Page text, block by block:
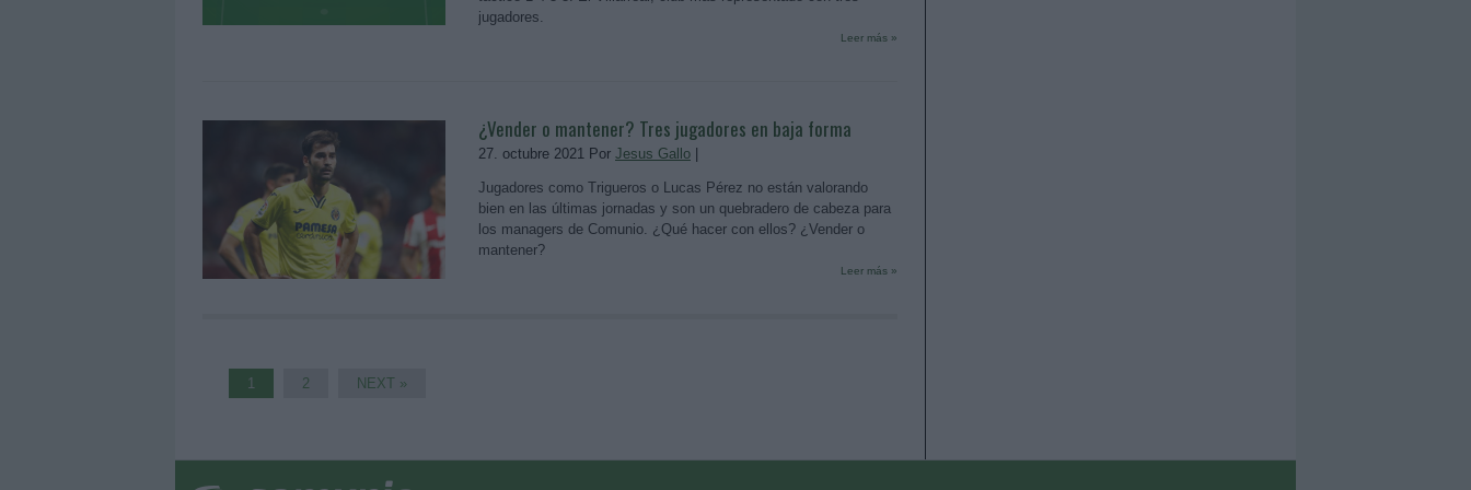
jugadores.
Leer más »
¿Vender o mantener? Tres jugadores en baja forma
27. octubre 2021 Por Jesus Gallo
Jugadores como Trigueros o Lucas Pérez no están valorando
bien en las últimas jornadas y son un quebradero de cabeza para
los managers de Comunio. ¿Qué hacer con ellos? ¿Vender o
mantener?
Leer más »
1 2 NEXT »